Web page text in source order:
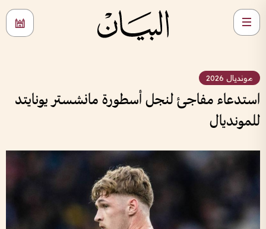
مونديال 2026
استدعاء مفاجئ لنجل أسطورة مانشستر يونايتد
للمونديال